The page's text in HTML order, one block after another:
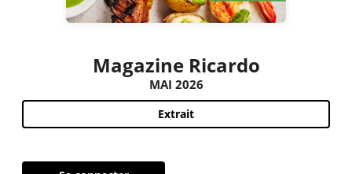
Magazine Ricardo
MAI 2026
Extrait